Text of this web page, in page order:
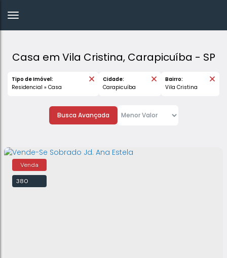
Casa em Vila Cristina, Carapicuíba - SP
Tipo de Imóvel:
Residencial » Casa
Cidade:
Carapicuíba
Bairro:
Vila Cristina
Busca Avançada
380